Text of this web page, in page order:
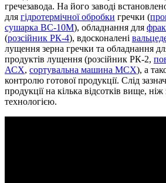
гречезавода. На його заводі
для гідротермічної обробки гречки (
сушарка ВС-10М), обладнання для
(розсійник РК-4), вдосконалені
лущення зерна гречки та обладнання
продуктів лущення (розсійник РК-2,
АСХ, сортувальна машина МСХ), а
контролю готової продукції. Слід
продукції на кілька відсотків вище,
технологією.